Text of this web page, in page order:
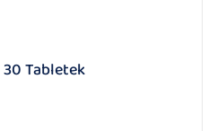
30 Tabletek